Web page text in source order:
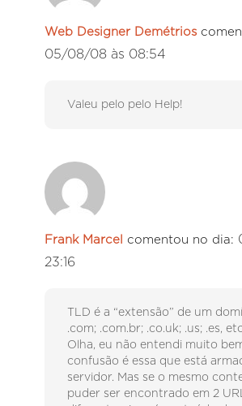
Web Designer Demétrios
05/08/08 às 08:54
Valeu pelo pelo Help!
Frank Marcel comentou no dia:
23:16
TLD é a “extensão” de um
.com; .com.br; .co.uk; .us; .es,
Olha, eu não entendi muito
confusão é essa que está
servidor. Mas se o mesmo
puder ser encontrado em 2